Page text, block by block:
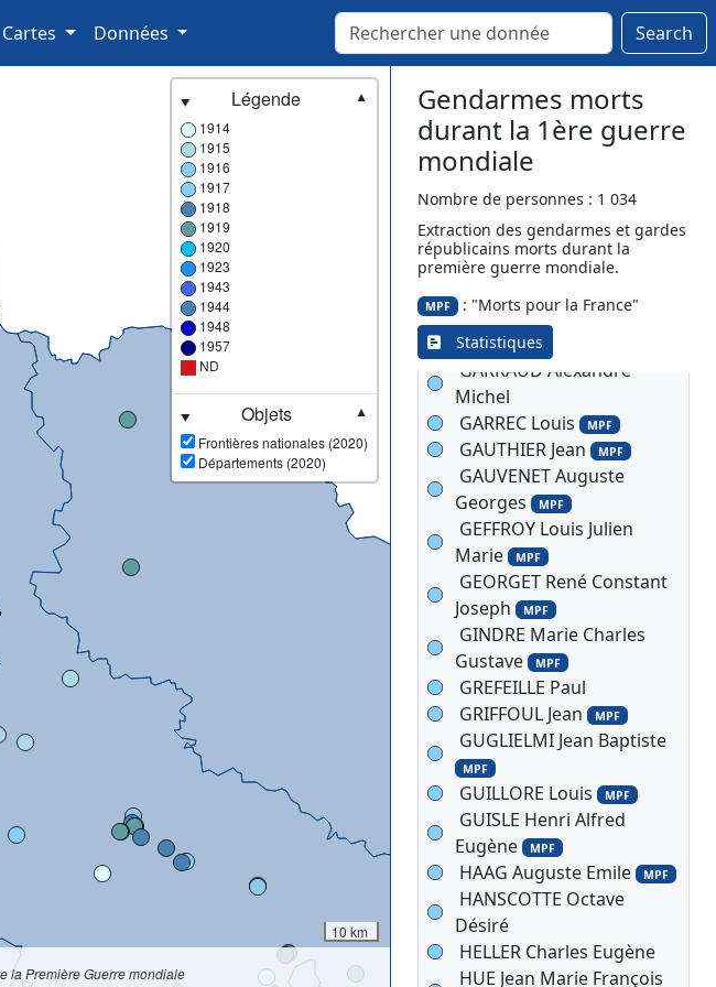
Cartes Données Search
Légende
▼
1914
1915
1916
1917
1918
1919
1920
1923
1943
1944
1948
1957
ND
Objets
▼
Frontières nationales (2020)
Départements (2020)
10 km
la Première Guerre mondiale
Gendarmes morts
durant la 1ère guerre
mondiale
Nombre de personnes : 1 034
Extraction des gendarmes et gardes
républicains morts durant la
première guerre mondiale.
MPF : "Morts pour la France"
Statistiques
MPF
FIGUIER Eugène Léon
FLEURY Jules Alfred
FRADET Gabriel Emile
MPF
FUSSIEN Etienne
GALICHON Jacques MPF
GANDRE Toussaint Pierre
GANDRE Toussaint Pierre
MPF
GARRAUD Alexandre
Michel
GARREC Louis MPF
GAUTHIER Jean MPF
GAUVENET Auguste
Georges MPF
GEFFROY Louis Julien
Marie MPF
GEORGET René Constant
Joseph MPF
GINDRE Marie Charles
Gustave MPF
GREFEILLE Paul
GRIFFOUL Jean MPF
GUGLIELMI Jean Baptiste
MPF
GUILLORE Louis MPF
GUISLE Henri Alfred
Eugène MPF
HAAG Auguste Emile MPF
HANSCOTTE Octave
Désiré
HELLER Charles Eugène
HUE Jean Marie François